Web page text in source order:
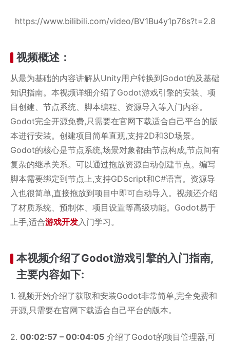
https://www.bilibili.com/video/BV1Bu4y1p76s?t=2.8
视频概述：
从最为基础的内容讲解从Unity用户转换到Godot的及基础
知识指南。本视频详细介绍了Godot游戏引擎的安装、项
目创建、节点系统、脚本编程、资源导入等入门内容。
Godot完全开源免费,只需要在官网下载适合自己平台的版
本进行安装。创建项目简单直观,支持2D和3D场景。
Godot的核心是节点系统,场景对象都由节点构成,节点间有
复杂的继承关系。可以通过拖放资源自动创建节点。编写
脚本需要绑定到节点上,支持GDScript和C#语言。资源导
入也很简单,直接拖放到项目中即可自动导入。视频还介绍
了材质系统、预制体、项目设置等高级功能。Godot易于
上手,适合游戏开发入门学习。
本视频介绍了Godot游戏引擎的入门指南,
主要内容如下:
1. 视频开始介绍了获取和安装Godot非常简单,完全免费和
开源,只需要在官网下载适合自己平台的版本。
2. 00:02:57 – 00:04:05 介绍了Godot的项目管理器,可